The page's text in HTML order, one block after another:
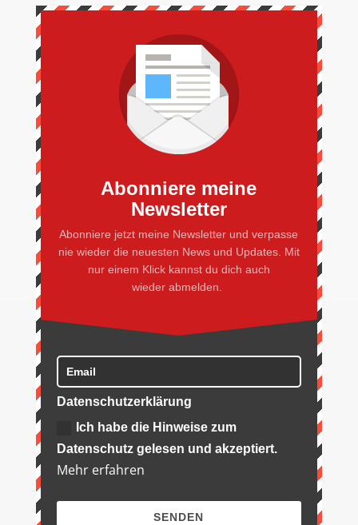
Abonniere meine
Newsletter
Abonniere jetzt meine Newsletter und verpasse
nie wieder die neuesten News und Updates. Mit
nur einem Klick kannst du dich auch
wieder abmelden.
Datenschutzerklärung
Ich habe die Hinweise zum
Datenschutz gelesen und akzeptiert.
Mehr erfahren
SENDEN